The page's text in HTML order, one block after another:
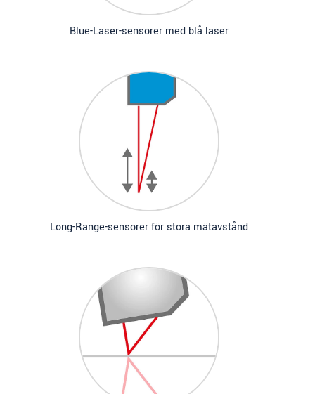
Blue-Laser-sensorer med blå laser
Long-Range-sensorer för stora mätavstånd